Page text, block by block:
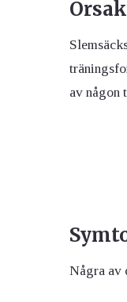
av någon
Några av